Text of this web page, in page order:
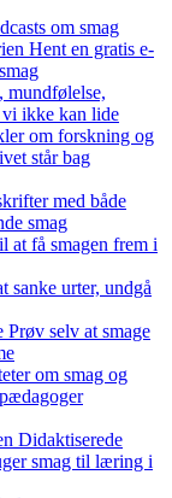
om smag
Hent en gratis e-
mundfølelse,
vi ikke kan lide
om forskning og
står bag
med både
smag
at få smagen frem i
sanke urter, undgå
Prøv selv at smage
om smag og
Didaktiserede
smag til læring i